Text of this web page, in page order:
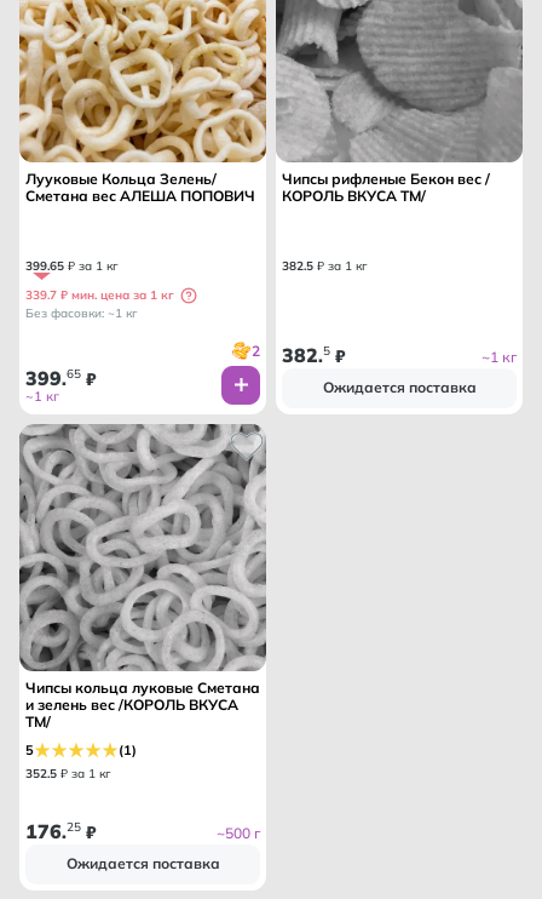
Лууковые Кольца Зелень/
Сметана вес АЛЕША ПОПОВИЧ
399.65 ₽ за 1 кг
339.7 ₽ мин. цена за 1 кг
Без фасовки: ~1 кг
2
399.65 ₽
~1 кг
Чипсы рифленые Бекон вес /
КОРОЛЬ ВКУСА ТМ/
382.5 ₽ за 1 кг
382.5 ₽
~1 кг
Ожидается поставка
Чипсы кольца луковые Сметана
и зелень вес /КОРОЛЬ ВКУСА
ТМ/
5 (1)
352.5 ₽ за 1 кг
176.25 ₽
~500 г
Ожидается поставка